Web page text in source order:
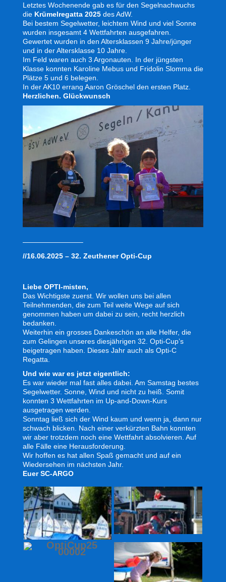
Letztes Wochenende gab es für den Segelnachwuchs
die Krümelregatta 2025des AdW.
Bei bestem Segelwetter, leichtem Wind und viel Sonne
wurden insgesamt 4 Wettfahrten ausgefahren.
Gewertet wurden in den Altersklassen 9 Jahre/jünger
und in der Altersklasse 10 Jahre.
Im Feld waren auch 3 Argonauten. In der jüngsten
Klasse konnten Karoline Mebus und Fridolin Slomma die
Plätze 5 und 6 belegen.
In der AK10 errang Aaron Gröschel den ersten Platz.
Herzlichen. Glückwunsch
————————–
//16.06.2025 – 32. Zeuthener Opti-Cup
Liebe OPTI-misten,
Das Wichtigste zuerst. Wir wollen uns bei allen
Teilnehmenden, die zum Teil weite Wege auf sich
genommen haben um dabei zu sein, recht herzlich
bedanken.
Weiterhin ein grosses Dankeschön an alle Helfer, die
zum Gelingen unseres diesjährigen 32. Opti-Cup’s
beigetragen haben. Dieses Jahr auch als Opti-C
Regatta.
Und wie war es jetzt eigentlich:
Es war wieder mal fast alles dabei. Am Samstag bestes
Segelwetter. Sonne, Wind und nicht zu heiß. Somit
konnten 3 Wettfahrten im Up-and-Down-Kurs
ausgetragen werden.
Sonntag ließ sich der Wind kaum und wenn ja, dann nur
schwach blicken. Nach einer verkürzten Bahn konnten
wir aber trotzdem noch eine Wettfahrt absolvieren. Auf
alle Fälle eine Herausforderung.
Wir hoffen es hat allen Spaß gemacht und auf ein
Wiedersehen im nächsten Jahr.
Euer SC-ARGO